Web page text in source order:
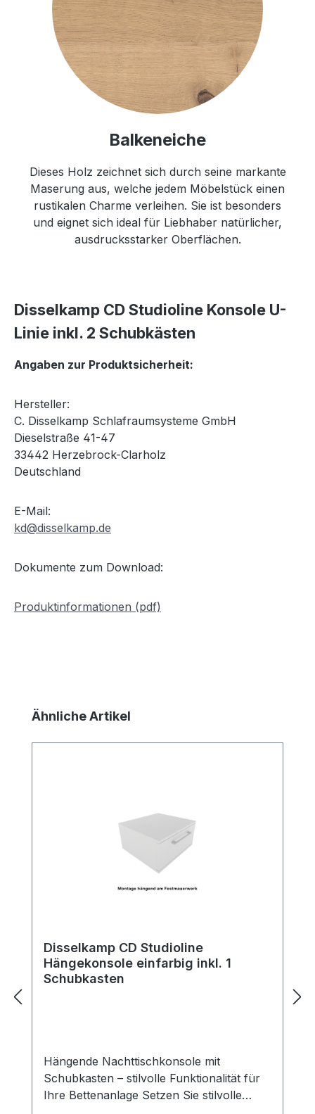
Balkeneiche
Dieses Holz zeichnet sich durch seine markante
Maserung aus, welche jedem Möbelstück einen
rustikalen Charme verleihen. Sie ist besonders
und eignet sich ideal für Liebhaber natürlicher,
ausdrucksstarker Oberflächen.
Disselkamp CD Studioline Konsole U-
Linie inkl. 2 Schubkästen
Angaben zur Produktsicherheit:
Hersteller:
C. Disselkamp Schlafraumsysteme GmbH
Dieselstraße 41-47
33442 Herzebrock-Clarholz
Deutschland
E-Mail:
kd@disselkamp.de
Dokumente zum Download:
Produktinformationen (pdf)
Produktgalerie überspringen
Ähnliche Artikel
Disselkamp CD Studioline
Hängekonsole einfarbig inkl. 1
Schubkasten
Hängende Nachttischkonsole mit
Schubkasten – stilvolle Funktionalität für
Ihre Bettenanlage Setzen Sie stilvolle